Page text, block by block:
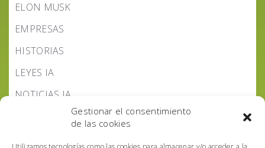
Gestionar el consentimiento
de las cookies
ELON MUSK
EMPRESAS
HISTORIAS
LEYES IA
NOTICIAS IA
PODCAST IA HOY